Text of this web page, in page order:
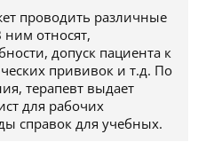
проводить различные
ним относят,
допуск пациента к
прививок и т.д. По
терапевт выдает
для рабочих
справок для учебных.